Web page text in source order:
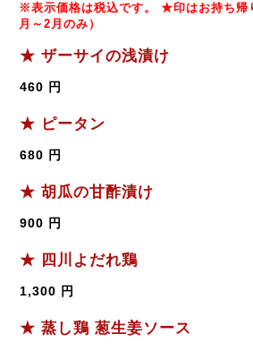
※表示価格は税込です。 ★印はお持ち帰
月～2月のみ）
★ ザーサイの浅漬け
460 円
★ ピータン
680 円
★ 胡瓜の甘酢漬け
900 円
★ 四川よだれ鶏
1,300 円
★ 蒸し鶏 葱生姜ソース